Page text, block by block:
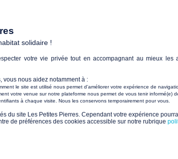
seront fabriquées dans l’entreprise de
normande et en circuit court pour un plus
une trentaine de mini maisons chaque
(menuisier, charpentier, plombier,
la mobilité des mini maisons grâce à laquelle
qui permet de rassembler les diverses
de fortes synergies entre acteurs tout en
complémentaire du dispositif expérimental «
des territoires zéro sans-abri !
solidaire !
votre vie privée tout en accompagnant au mieux les
vous nous aidez notamment à :
le site est utilisé nous permet d'améliorer votre expérience de
votre venue sur notre plateforme nous permet de vous tenir informé(e)
à chaque visite. Nous les conservons temporairement pour vous.
du site Les Petites Pierres. Cependant votre expérience
de préférences des cookies accessible sur notre rubrique